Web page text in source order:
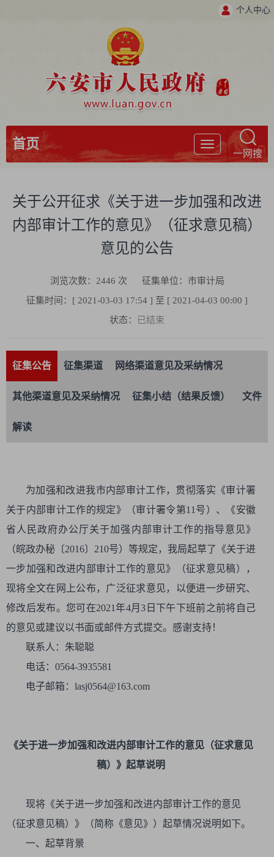
个人中心
导
航
首页
一网搜
关于公开征求《关于进一步加强和改进
内部审计工作的意见》（征求意见稿）
意见的公告
浏览次数： 2446 次
征集单位：市审计局
征集时间：[ 2021-03-03 17:54 ] 至 [ 2021-04-03 00:00 ]
状态：
已结束
征集公告 征集渠道 网络渠道意见及采纳情况
其他渠道意见及采纳情况 征集小结（结果反馈） 文件
解读
为加强和改进我市内部审计工作，贯彻落实《审计署
关于内部审计工作的规定》（审计署令第11号）、《安徽
省人民政府办公厅关于加强内部审计工作的指导意见》
（皖政办秘〔2016〕210号）等规定，我局起草了《关于进
一步加强和改进内部审计工作的意见》（征求意见稿），
现将全文在网上公布，广泛征求意见，以便进一步研究、
修改后发布。您可在2021年4月3日下午下班前之前将自己
的意见或建议以书面或邮件方式提交。感谢支持！
联系人：朱聪聪
电话：0564-3935581
电子邮箱： lasj0564@163.com
《关于进一步加强和改进内部审计工作的意见（征求意见
稿）》起草说明
现将《关于进一步加强和改进内部审计工作的意见
（征求意见稿）》（简称《意见》）起草情况说明如下。
一、起草背景